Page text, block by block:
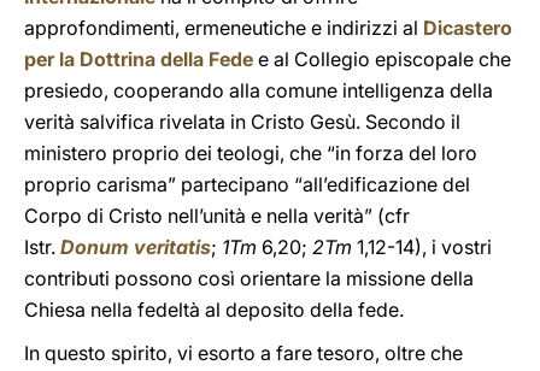
approfondimenti, ermeneutiche e indirizzi al Dicastero
per la Dottrina della Fede e al Collegio episcopale che
presiedo, cooperando alla comune intelligenza della
verità salvifica rivelata in Cristo Gesù. Secondo il
ministero proprio dei teologi, che “in forza del loro
proprio carisma” partecipano “all’edificazione del
Corpo di Cristo nell’unità e nella verità” (cfr
Istr. Donum veritatis; 1Tm 6,20; 2Tm 1,12-14), i vostri
contributi possono così orientare la missione della
Chiesa nella fedeltà al deposito della fede.
In questo spirito, vi esorto a fare tesoro, oltre che